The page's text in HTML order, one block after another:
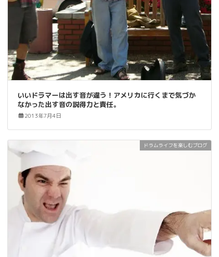
いいドラマーは出す音が違う！アメリカに行くまで気づか
なかった出す音の説得力と責任。
2013年7月4日
ドラムライフを楽しむブログ